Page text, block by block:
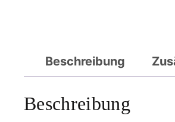
Beschreibung
Beschreibung